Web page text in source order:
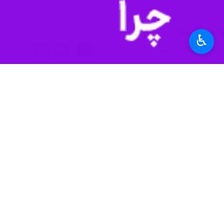
برچسب‌ها
استان خوزستان
مرزبانی فراجا
خلیج فارس
♿︎